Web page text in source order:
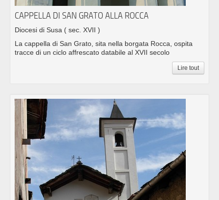
CAPPELLA DI SAN GRATO ALLA ROCCA
Diocesi di Susa ( sec. XVII )
La cappella di San Grato, sita nella borgata Rocca, ospita
tracce di un ciclo affrescato databile al XVII secolo
Lire tout